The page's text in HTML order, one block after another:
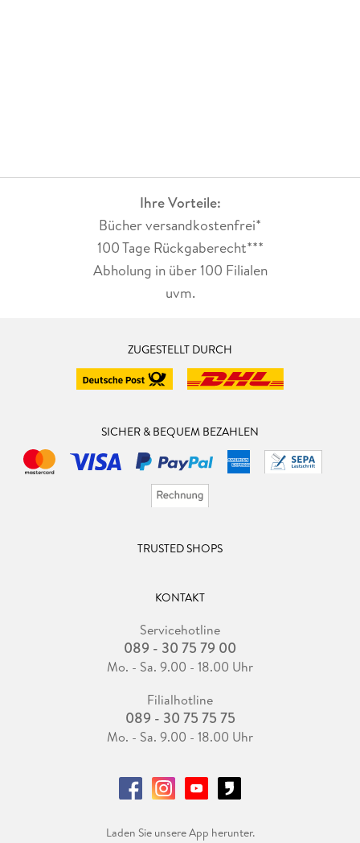
Ihre Vorteile:
Bücher versandkostenfrei*
100 Tage Rückgaberecht***
Abholung in über 100 Filialen
uvm.
ZUGESTELLT DURCH
SICHER & BEQUEM BEZAHLEN
TRUSTED SHOPS
KONTAKT
Servicehotline
089 - 30 75 79 00
Mo. - Sa. 9.00 - 18.00 Uhr
Filialhotline
089 - 30 75 75 75
Mo. - Sa. 9.00 - 18.00 Uhr
Laden Sie unsere App herunter.